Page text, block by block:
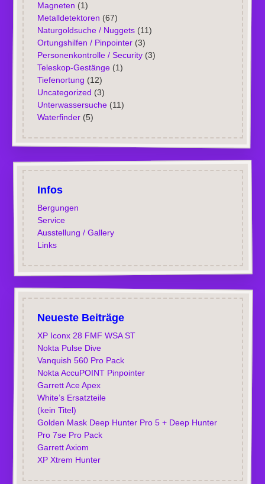
Magneten (1)
Metalldetektoren (67)
Naturgoldsuche / Nuggets(11)
Ortungshilfen / Pinpointer(3)
Personenkontrolle / Security(3)
Teleskop-Gestänge(1)
Tiefenortung (12)
Uncategorized (3)
Unterwassersuche(11)
Waterfinder(5)
Infos
Bergungen
Service
Ausstellung / Gallery
Links
Neueste Beiträge
XP Iconx 28 FMF WSA ST
Nokta Pulse Dive
Vanquish 560 Pro Pack
Nokta AccuPOINT Pinpointer
Garrett Ace Apex
White’s Ersatzteile
(kein Titel)
Golden Mask Deep Hunter Pro 5 + Deep Hunter
Pro 7se Pro Pack
Garrett Axiom
XP Xtrem Hunter